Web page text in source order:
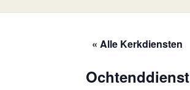
« Alle Kerkdiensten
Ochtenddienst